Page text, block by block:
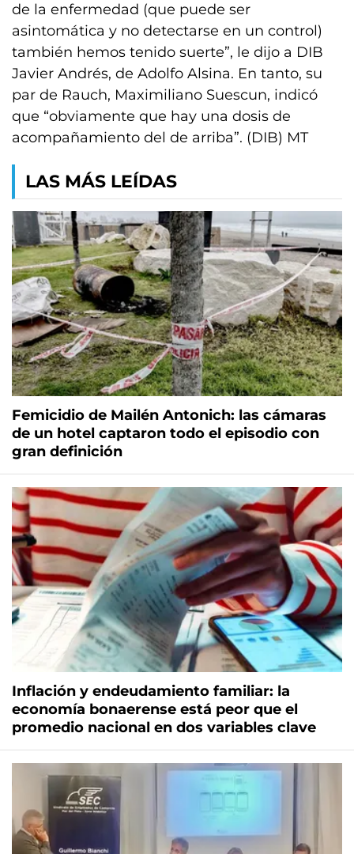
de la enfermedad (que puede ser
asintomática y no detectarse en un control)
también hemos tenido suerte”, le dijo a DIB
Javier Andrés, de Adolfo Alsina. En tanto, su
par de Rauch, Maximiliano Suescun, indicó
que “obviamente que hay una dosis de
acompañamiento del de arriba”. (DIB) MT
LAS MÁS LEÍDAS
Femicidio de Mailén Antonich: las cámaras
de un hotel captaron todo el episodio con
gran definición
Inflación y endeudamiento familiar: la
economía bonaerense está peor que el
promedio nacional en dos variables clave